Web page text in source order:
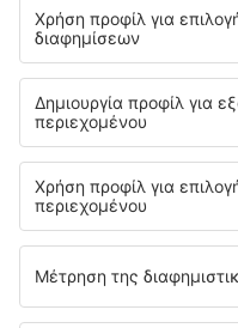
Olympic Air
Ryanair
Aegean
Wizzair
Volotea
Lufthansa
easyJet
Cyprus Airways